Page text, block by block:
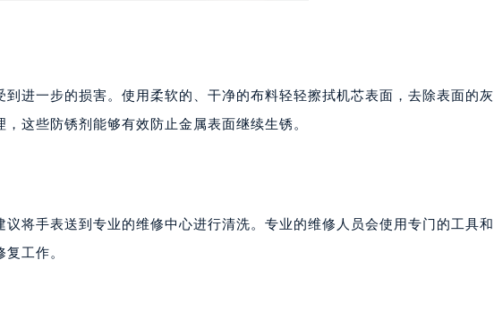
时代广场（CCMALL）C座17层17-B（需提前预约）
信广场10层1015室（需提前预约）
盈国贸中心T1写字楼9层907室（需提前预约）
进一步的损害。使用柔软的、干净的布料轻轻擦拭机芯表面，去除表面的灰
这些防锈剂能够有效防止金属表面继续生锈。
将手表送到专业的维修中心进行清洗。专业的维修人员会使用专门的工具和
工作。